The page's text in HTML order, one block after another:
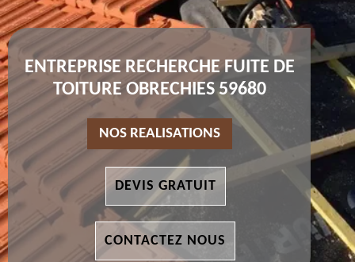
ENTREPRISE RECHERCHE FUITE DE
TOITURE OBRECHIES 59680
NOS REALISATIONS
DEVIS GRATUIT
CONTACTEZ NOUS